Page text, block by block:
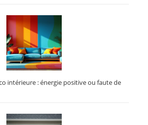
intérieure : énergie positive ou faute de